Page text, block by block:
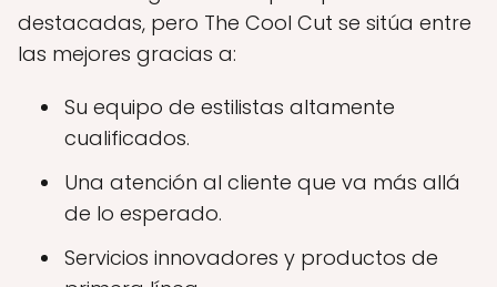
destacadas, pero The Cool Cut se sitúa entre
las mejores gracias a:
Su equipo de estilistas altamente
cualificados.
Una atención al cliente que va más allá
de lo esperado.
Servicios innovadores y productos de